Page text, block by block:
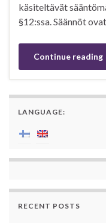
käsiteltävät
§12:ssa. Säännöt
Continue reading
LANGUAGE:
RECENT POSTS